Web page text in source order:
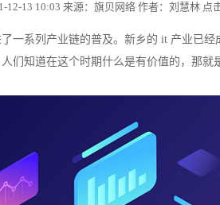
12-13 10:03 来源：旗贝网络 作者：刘慧林 点
一系列产业链的普及。新乡的 it 产业已
们知道在这个时期什么是有价值的，那